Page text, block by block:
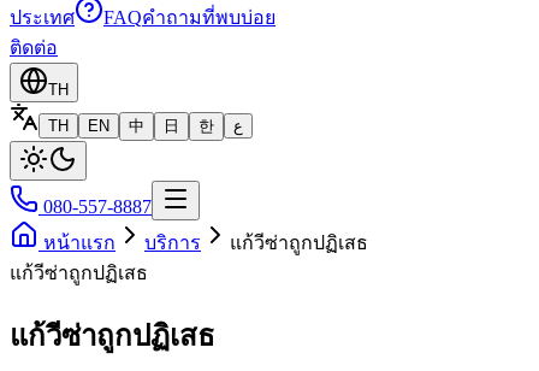
ประเทศ
FAQคำถามที่พบบ่อย
ติดต่อ
TH
TH
EN 中 日 한 ع
080-557-8887
หน้าแรก
บริการ
แก้วีซ่าถูกปฏิเสธ
แก้วีซ่าถูกปฏิเสธ
แก้วีซ่าถูกปฏิเสธ